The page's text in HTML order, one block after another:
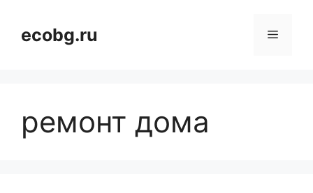
содержимому
ecobg.ru Меню
ремонт дома